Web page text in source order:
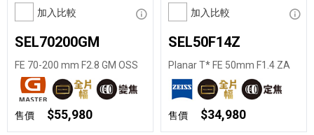
加入比較 顯示資訊
SEL70200GM
FE 70-200 mm F2.8 GM OSS
售價 $55,980
加入比較 顯示
SEL50F14Z
Planar T* FE 50mm F1.4 ZA
售價 $34,980